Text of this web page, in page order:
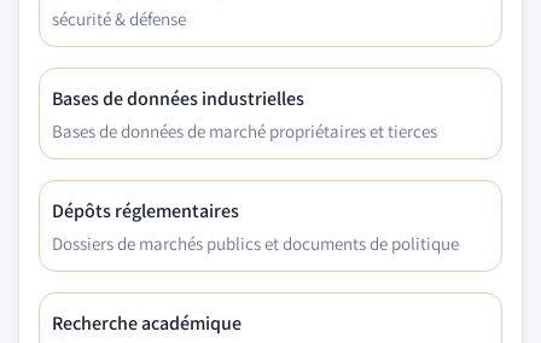
sécurité & défense
Bases de données industrielles
Bases de données de marché propriétaires et tierces
Dépôts réglementaires
Dossiers de marchés publics et documents de politique
Recherche académique